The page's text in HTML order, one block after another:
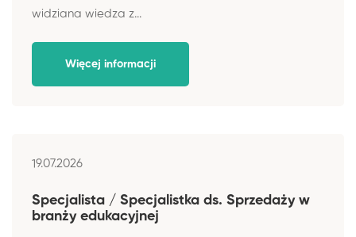
widziana wiedza z...
Więcej informacji
19.07.2026
Specjalista / Specjalistka ds. Sprzedaży w
branży edukacyjnej